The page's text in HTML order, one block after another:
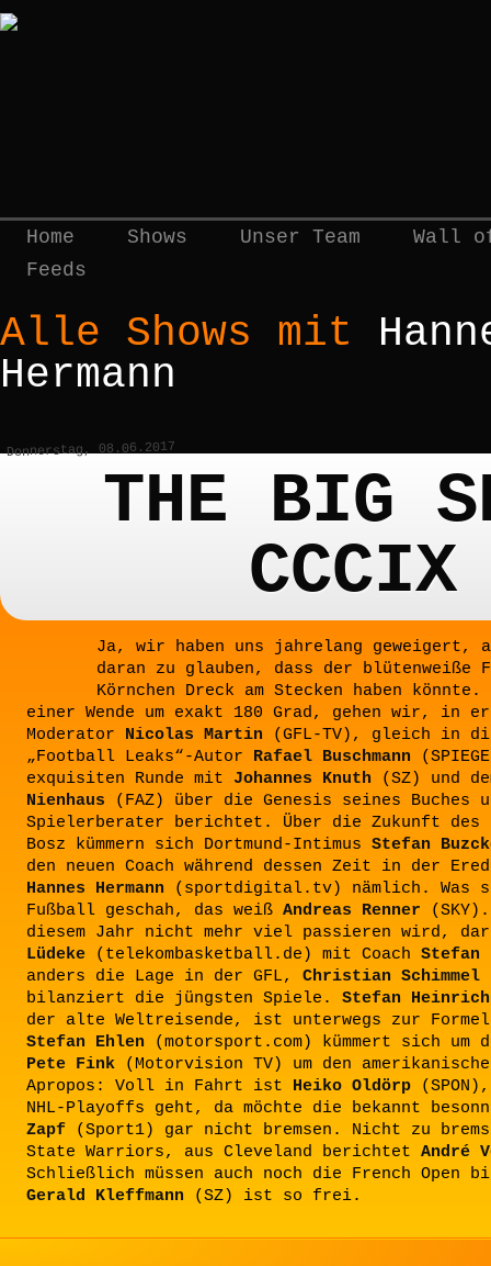
Home Shows Unser Team
Wall
Feeds
Alle Shows mit
Hermann
Donnerstag, 08.06.2017
THE BIG
CCCIX
Ja, wir haben uns jahrelang geweigert,
daran zu glauben, dass der blütenweiße
Körnchen Dreck am Stecken haben
einer Wende um exakt 180 Grad, gehen wir, in
Moderator Nicolas Martin (GFL-TV), gleich in
„Football Leaks“-Autor Rafael Buschmann
exquisiten Runde mit Johannes Knuth (SZ) und
Nienhaus (FAZ) über die Genesis seines Buches
Spielerberater berichtet. Über die Zukunft des
Bosz kümmern sich Dortmund-Intimus Stefan
den neuen Coach während dessen Zeit in der
Hannes Hermann (sportdigital.tv) nämlich. Was
Fußball geschah, das weiß Andreas Renner
diesem Jahr nicht mehr viel passieren wird,
Lüdeke (telekombasketball.de) mit Coach Stefan
anders die Lage in der GFL, Christian Schimmel
bilanziert die jüngsten Spiele. Stefan Heinrich
der alte Weltreisende, ist unterwegs zur
Stefan Ehlen (motorsport.com) kümmert sich um
Pete Fink (Motorvision TV) um den
Apropos: Voll in Fahrt ist Heiko Oldörp
NHL-Playoffs geht, da möchte die bekannt
Zapf (Sport1) gar nicht bremsen. Nicht zu
State Warriors, aus Cleveland berichtet André
Schließlich müssen auch noch die French Open
Gerald Kleffmann (SZ) ist so frei.